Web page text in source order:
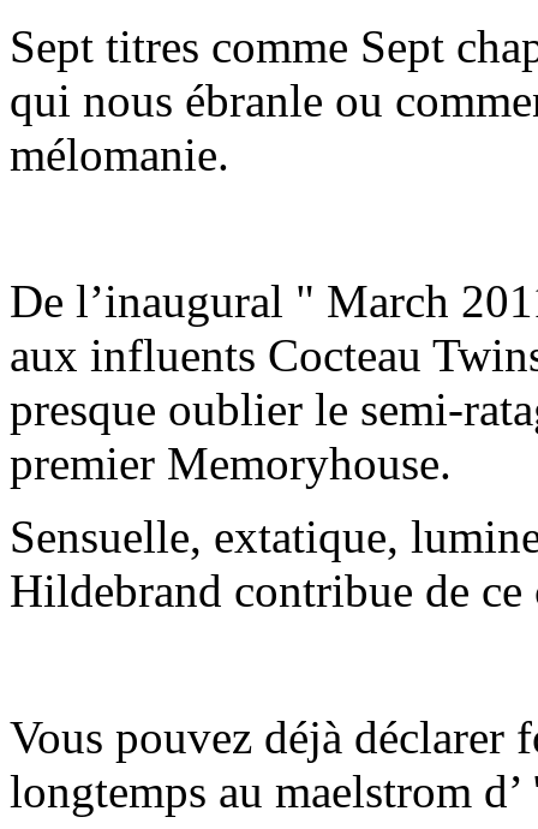
Sept titres comme Sept
qui nous ébranle ou
mélomanie.
De l’inaugural " March
aux influents Cocteau
presque oublier le semi-
premier Memoryhouse.
Sensuelle, extatique,
Hildebrand contribue de
Vous pouvez déjà déclarer
longtemps au maelstrom